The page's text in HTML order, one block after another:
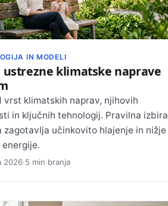
IN MODELI
klimatske naprave
vrst klimatskih naprav, njihovih
in ključnih tehnologij. Pravilna izbira
zagotavlja učinkovito hlajenje in nižje
2026·5 min branja